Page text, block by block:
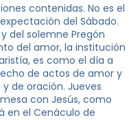
contenidas. No es el
del Sábado.
del solemne Pregón
del amor, la institución
es como el día a
de actos de amor y
de oración. Jueves
con Jesús, como
en el Cenáculo de